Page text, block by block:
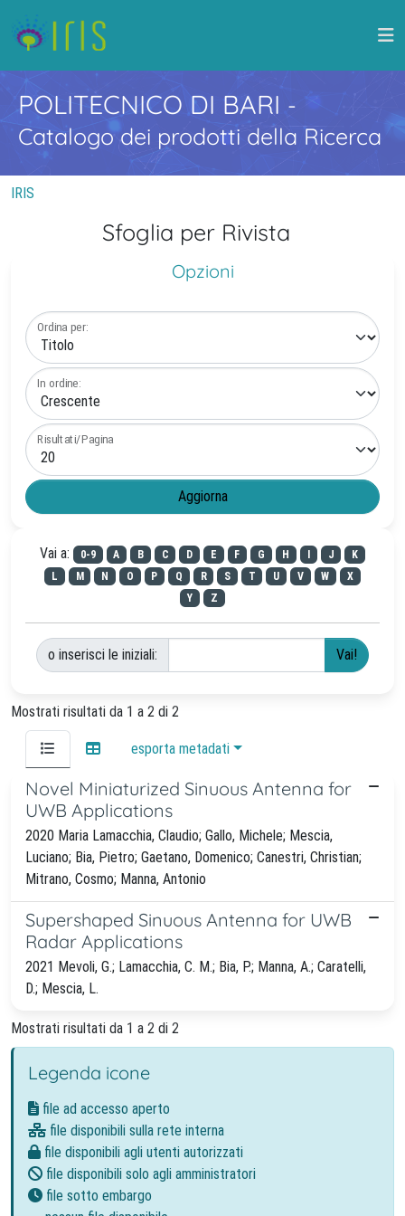
POLITECNICO DI BARI -
Catalogo dei prodotti della Ricerca
IRIS
Sfoglia per Rivista
Opzioni
Ordina per:
In ordine:
Risultati/Pagina
Vai a: 0-9 A B C D E F G H J
K
L
M N O P Q R S T U V W
X
Y
Z
o inserisci le iniziali:
Mostrati risultati da 1 a 2 di 2
esporta metadati
Novel Miniaturized Sinuous Antenna for
UWB Applications
2020 Maria Lamacchia, Claudio; Gallo, Michele; Mescia,
Luciano; Bia, Pietro; Gaetano, Domenico; Canestri, Christian;
Mitrano, Cosmo; Manna, Antonio
Supershaped Sinuous Antenna for UWB
Radar Applications
2021 Mevoli, G.; Lamacchia, C. M.; Bia, P.; Manna, A.; Caratelli,
D.; Mescia, L.
Mostrati risultati da 1 a 2 di 2
Legenda icone
file ad accesso aperto
file disponibili sulla rete interna
file disponibili agli utenti autorizzati
file disponibili solo agli amministratori
file sotto embargo